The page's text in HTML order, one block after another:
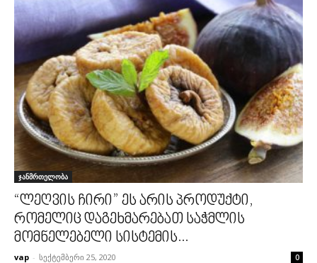
ჯანმრთელობა
“ლეღვის ჩირი” ეს არის პროდუქტი,
რომელიც დაგეხმარებათ საჭმლის
მომნელებელი სისტემის...
vap - სექტემბერი 25, 2020 0